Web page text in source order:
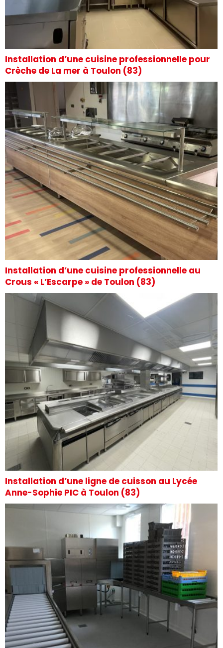
Installation d’une cuisine professionnelle pour
Crèche de La mer à Toulon (83)
Installation d’une cuisine professionnelle au
Crous « L’Escarpe » de Toulon (83)
Installation d’une ligne de cuisson au Lycée
Anne-Sophie PIC à Toulon (83)